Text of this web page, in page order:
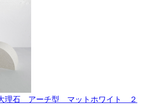
理石 アーチ型 マットホワイト ２